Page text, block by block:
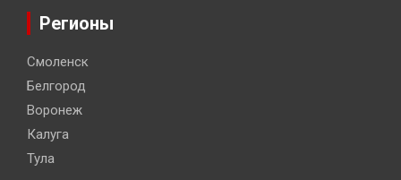
Регионы
Смоленск
Белгород
Воронеж
Калуга
Тула